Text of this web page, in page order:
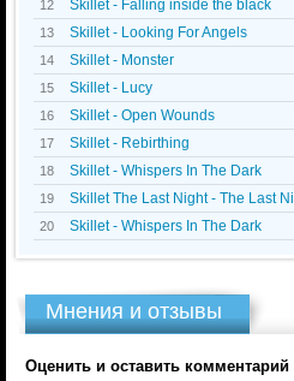
12 Skillet - Falling inside the black
13 Skillet - Looking For Angels
14 Skillet - Monster
15 Skillet - Lucy
16 Skillet - Open Wounds
17 Skillet - Rebirthing
18 Skillet - Whispers In The Dark
19 Skillet The Last Night - The Last
20 Skillet - Whispers In The Dark
Мнения и отзывы
Оценить и оставить комментарий